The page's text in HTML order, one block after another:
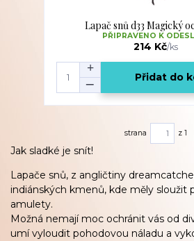
Lapač snů d33 Magický
214 Kč/ks
PŘIPRAVENO K
Přidat do
strana z 1
Jak sladké je snít!
Lapače snů, z angličtiny
indiánských kmenů, kde měly sloužit
amulety.
Možná nemají moc ochránit vás od
umí vyloudit pohodovou náladu a